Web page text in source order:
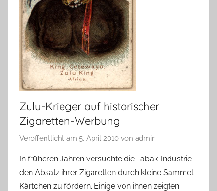
Zulu-Krieger auf historischer
Zigaretten-Werbung
Veröffentlicht am 5. April 2010 von admin
In früheren Jahren versuchte die Tabak-Industrie
den Absatz ihrer Zigaretten durch kleine Sammel-
Kärtchen zu fördern. Einige von ihnen zeigten